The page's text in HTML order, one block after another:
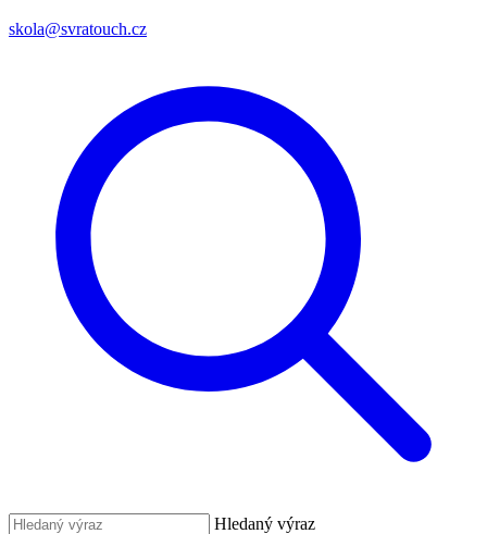
skola@svratouch.cz
Hledaný výraz